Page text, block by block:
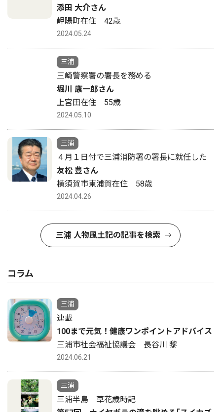
添田 大介さん
岬陽町在住 42歳
2024.05.24
三浦
三崎警察署の署長を務める
堀川 康一郎さん
上宮田在住 55歳
2024.05.10
三浦
４月１日付で三浦消防署の署長に就任した
友松 豊さん
横須賀市東浦賀在住 58歳
2024.04.26
三浦 人物風土記の記事を検索
コラム
三浦
連載
100まで元気！健康ワンポイントアドバイス
三浦市社会福祉協議会 長谷川 黎
2024.06.21
三浦
三浦半島 草花歳時記